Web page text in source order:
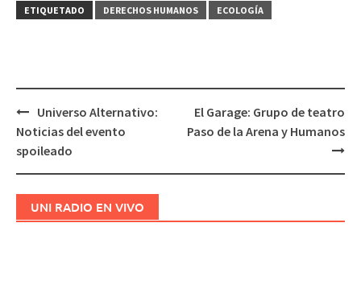
ETIQUETADO
DERECHOS HUMANOS ECOLOGÍA
Navegación
de
entradas
Universo Alternativo:
Noticias del evento
spoileado
El Garage: Grupo de teatro
Paso de la Arena y Humanos
UNI RADIO EN VIVO